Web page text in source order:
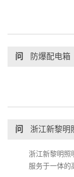
问 防爆配电箱
问 浙江新黎明
浙江新黎明照
服务于一体的